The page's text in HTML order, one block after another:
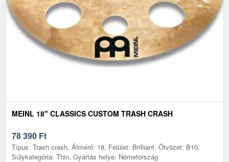
MEINL 18" CLASSICS CUSTOM TRASH CRASH
78 390 Ft
Típus: Trash crash, Átmérő: 18, Felület: Brilliant, Ötvözet: B10,
Súlykategória: Thin, Gyártás helye: Németország